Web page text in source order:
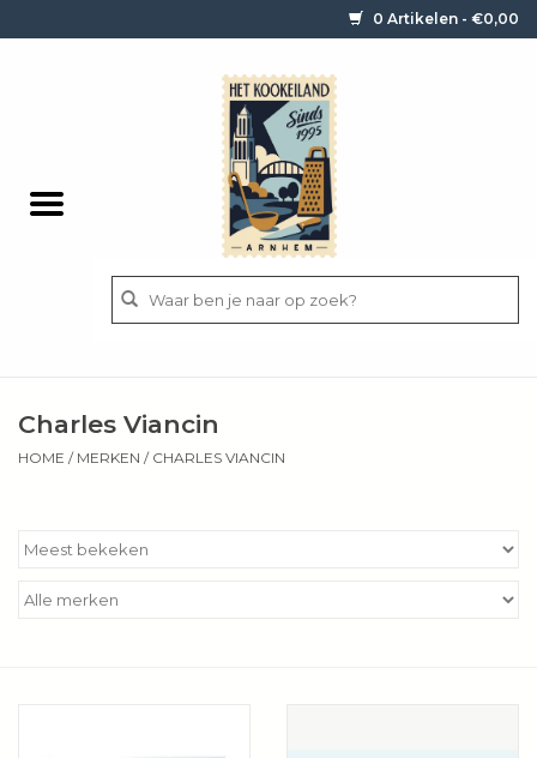
0 Artikelen - €0,00
Bestek
Charles Viancin
HOME / MERKEN / CHARLES VIANCIN